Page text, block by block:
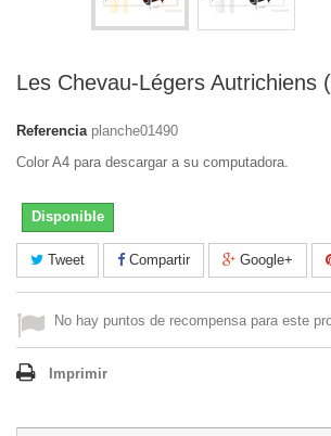
Les Chevau-Légers Autrichiens
Referencia planche01490
Color A4 para descargar a su computadora.
Disponible
Tweet Compartir Google+
No hay puntos de recompensa para este
Imprimir